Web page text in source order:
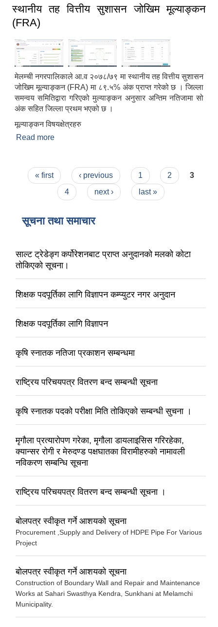
स्थानीय तह वित्तीय सुशासन जोखिम मूल्याङ्कन
(FRA)
मेलम्ची नगरपालिकाले आ.व २०७८/७९ मा स्थानीय तह वित्तीय सुशासन
जोखिम मूल्याङ्कन (FRA) मा ८९.५% अंक प्राप्त गरेको छ । जिल्ला
समन्वय समितिद्वारा गरिएको मुल्याङ्कन अनुसार अन्तिम नतिजामा सो
अंक सहित जिल्ला प्रथम भएको छ ।
मूल्याङ्कन विषयक्षेत्रहरु
Read more
Pages
« first ‹ previous 1 2
3
4
next › last »
सूचना तथा समाचार
साल्ट ट्रेडेङ्ग कर्पोरेशनबाट प्राप्त अनुदानको मलको कोटा
तोकिएको सूचना।
शिक्षक पदपूर्तिका लागि विज्ञापन कम्प्युटर नगर अनुदान
शिक्षक पदपूर्तिका लागि विज्ञापन
कृषि स्नातक नतिजा प्रकाशन सम्बन्धमा
राष्ट्रिय परिचयपत्र वितरण बन्द सम्बन्धी सूचना
कृषि स्नातक पदको परीक्षा मिति तोकिएको सम्बन्धी सुचना ।
मृगौला प्रत्यारोपण गरेका, मृगौला डायलाइसिस गरिरहेका,
क्यान्सर रोगी र मेरुदण्ड पक्षघातका विरामीहरुको नामावली
नविकरण सम्बन्धि सूचना
राष्ट्रिय परिचयपत्र वितरण बन्द सम्बन्धी सूचना ।
बोलपत्र स्वीकृत गर्ने आशयको सूचना
Procurement ,Supply and Delivery of HDPE Pipe For Various
Project
बोलपत्र स्वीकृत गर्ने आशयको सूचना
Construction of Boundary Wall and Repair and Maintenance
Works at Sahari Swasthya Kendra, Sunkhani at Melamchi
Municipality.